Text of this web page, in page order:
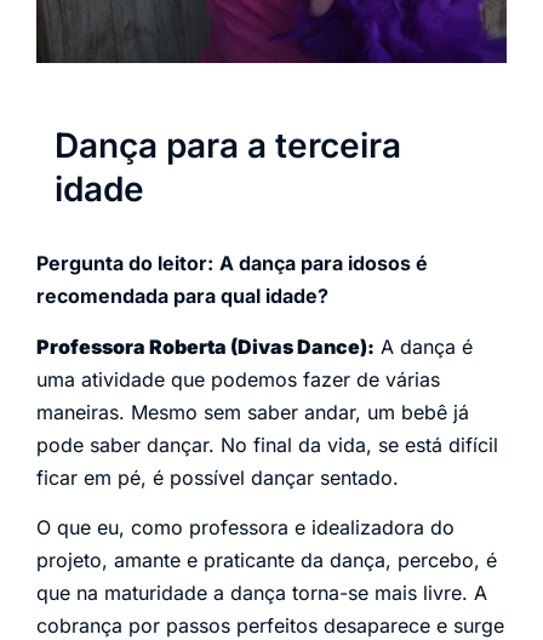
Dança para a terceira
idade
Pergunta do leitor: A dança para idosos é
recomendada para qual idade?
Professora Roberta (Divas Dance): A dança é
uma atividade que podemos fazer de várias
maneiras. Mesmo sem saber andar, um bebê já
pode saber dançar. No final da vida, se está difícil
ficar em pé, é possível dançar sentado.
O que eu, como professora e idealizadora do
projeto, amante e praticante da dança, percebo, é
que na maturidade a dança torna-se mais livre. A
cobrança por passos perfeitos desaparece e surge